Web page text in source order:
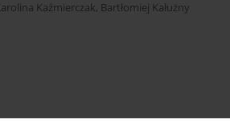
Kaźmierczak, Bartłomiej Kałużny